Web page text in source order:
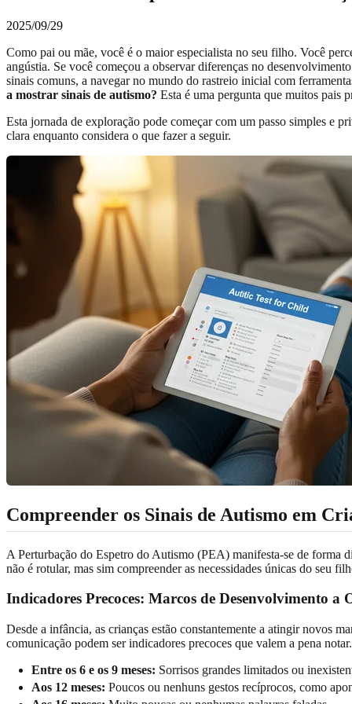
2025/09/29
Como pai ou mãe, você é o maior especialista no seu filho. Você
angústia. Se você começou a observar diferenças no
sinais comuns, a navegar no mundo do rastreio inicial com
a mostrar sinais de autismo? Esta é uma pergunta que muitos pais
Esta jornada de exploração pode começar com um passo simples e
clara enquanto considera o que fazer a seguir.
Compreender os Sinais de Autismo em
A Perturbação do Espetro do Autismo (PEA) manifesta-se de forma
não é rotular, mas sim compreender as necessidades únicas do seu
Indicadores Precoces: Marcos de Desenvolvimento a
Desde a infância, as crianças estão constantemente a atingir novos
comunicação podem ser indicadores precoces que valem a pena notar.
Entre os 6 e os 9 meses: Sorrisos grandes limitados ou
Aos 12 meses: Poucos ou nenhuns gestos recíprocos, como